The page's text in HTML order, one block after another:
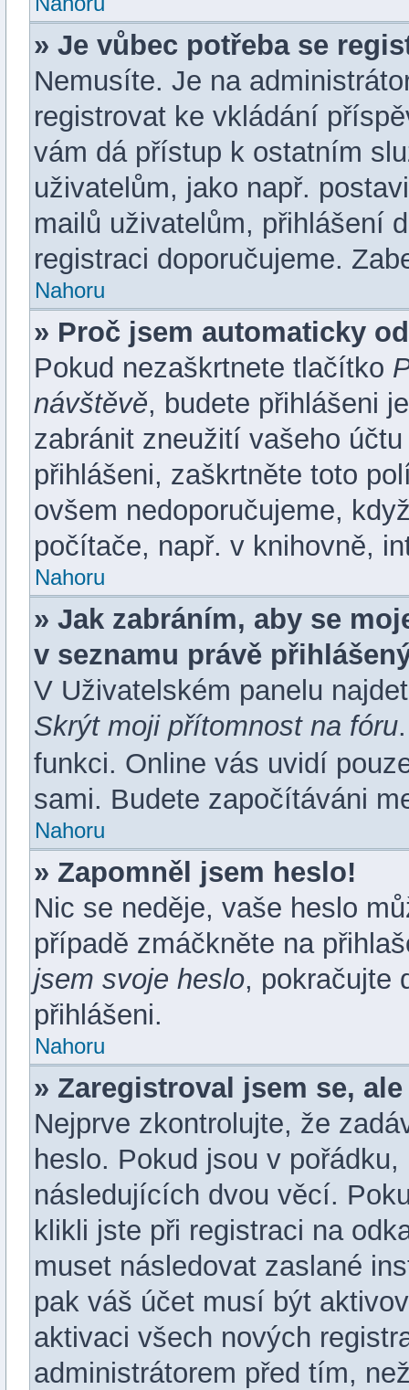
» Je vůbec potřeba se
Nemusíte. Je na
registrovat ke vkládání
vám dá přístup k ostatním
uživatelům, jako např.
mailů uživatelům, přihlášení
registraci doporučujeme.
Nahoru
» Proč jsem automaticky
Pokud nezaškrtnete tlačítko
návštěvě, budete přihlášeni
zabránit zneužití vašeho
přihlášeni, zaškrtněte toto
ovšem nedoporučujeme,
počítače, např. v knihovně,
Nahoru
» Jak zabráním, aby se
v seznamu právě
V Uživatelském panelu
Skrýt moji přítomnost na fóru
funkci. Online vás uvidí
sami. Budete započítáváni
Nahoru
» Zapomněl jsem heslo!
Nic se neděje, vaše heslo
případě zmáčkněte na
jsem svoje heslo, pokračujte
přihlášeni.
Nahoru
» Zaregistroval jsem se,
Nejprve zkontrolujte, že
heslo. Pokud jsou v
následujících dvou věcí.
klikli jste při registraci na
muset následovat zaslané
pak váš účet musí být
aktivaci všech nových
administrátorem před tím,